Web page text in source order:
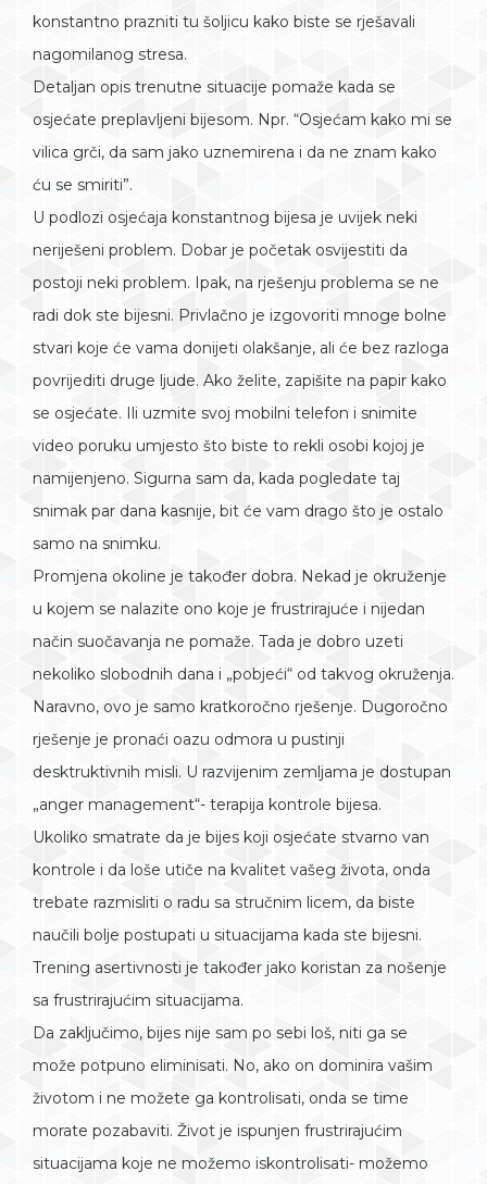
konstantno prazniti tu šoljicu kako biste se rješavali
nagomilanog stresa.
Detaljan opis trenutne situacije pomaže kada se
osjećate preplavljeni bijesom. Npr. “Osjećam kako mi se
vilica grči, da sam jako uznemirena i da ne znam kako
ću se smiriti”.
U podlozi osjećaja konstantnog bijesa je uvijek neki
neriješeni problem. Dobar je početak osvijestiti da
postoji neki problem. Ipak, na rješenju problema se ne
radi dok ste bijesni. Privlačno je izgovoriti mnoge bolne
stvari koje će vama donijeti olakšanje, ali će bez razloga
povrijediti druge ljude. Ako želite, zapišite na papir kako
se osjećate. Ili uzmite svoj mobilni telefon i snimite
video poruku umjesto što biste to rekli osobi kojoj je
namijenjeno. Sigurna sam da, kada pogledate taj
snimak par dana kasnije, bit će vam drago što je ostalo
samo na snimku.
Promjena okoline je također dobra. Nekad je okruženje
u kojem se nalazite ono koje je frustrirajuće i nijedan
način suočavanja ne pomaže. Tada je dobro uzeti
nekoliko slobodnih dana i „pobjeći“ od takvog okruženja.
Naravno, ovo je samo kratkoročno rješenje. Dugoročno
rješenje je pronaći oazu odmora u pustinji
desktruktivnih misli. U razvijenim zemljama je dostupan
„anger management“- terapija kontrole bijesa.
Ukoliko smatrate da je bijes koji osjećate stvarno van
kontrole i da loše utiče na kvalitet vašeg života, onda
trebate razmisliti o radu sa stručnim licem, da biste
naučili bolje postupati u situacijama kada ste bijesni.
Trening asertivnosti je također jako koristan za nošenje
sa frustrirajućim situacijama.
Da zaključimo, bijes nije sam po sebi loš, niti ga se
može potpuno eliminisati. No, ako on dominira vašim
životom i ne možete ga kontrolisati, onda se time
morate pozabaviti. Život je ispunjen frustrirajućim
situacijama koje ne možemo iskontrolisati- možemo